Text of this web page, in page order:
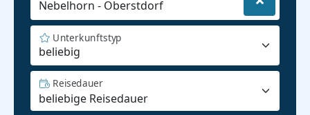
beliebig
Unterkunftstyp
Reisedauer